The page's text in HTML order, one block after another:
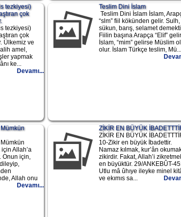
tezkiyesi)
çok
tezkiyesi)
çok
Ülkemiz ve
amel,
yapmak
ke...
Devamı...
Teslim Dini İslam
Teslim Dini İslam İslam,
“slm” fiil kökünden gelir. Sulh,
sükun, barış, selamet
Fiilin başına Arapça “Elif”
İslam, “mim” gelirse Müslim
olur. İslam Türkçe teslim, Mü...
Allah’a
Onun için,
Allah onu
Devamı...
ZİKİR EN BÜYÜK
ZİKİR EN BÜYÜK
10-Zikir en büyük İbadettir.
Namaz kılmak, kur’ân
zikirdir. Fakat, Allah’i
en büyüktür. 29/ANKEBÛT-
Utlu mâ ûhıye ileyke minel
ve ekımıs sa...